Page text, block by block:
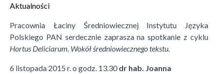
Aktualności
Pracownia Łaciny Średniowiecznej Instytutu Języka
Polskiego PAN serdecznie zaprasza na spotkanie z cyklu
Hortus Deliciarum. Wokół średniowiecznego tekstu.
6 listopada 2015 r. o godz. 13.30dr hab. Joanna